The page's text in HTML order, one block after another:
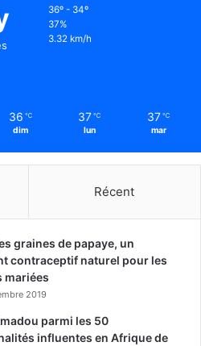
36º - 34º
37%
3.32 km/h
36 ℃
dim
37 ℃
lun
37 ℃
mar
Récent
graines de papaye, un
contraceptif naturel pour les
mariées
2019
parmi les 50
influentes en Afrique de